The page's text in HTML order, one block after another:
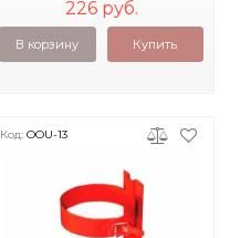
226 руб.
В корзину Купить
Код: OOU-13